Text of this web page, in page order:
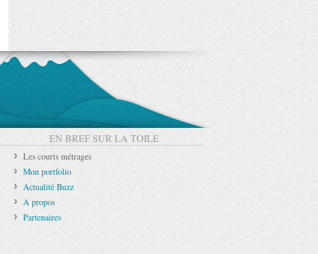
EN BREF SUR LA TOILE
Les courts métrages
Mon portfolio
Actualité Buzz
A propos
Partenaires